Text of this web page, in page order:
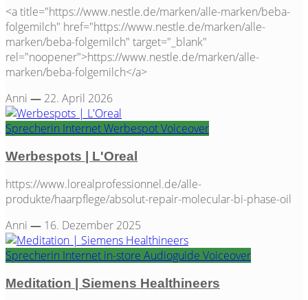
<a title="https://www.nestle.de/marken/alle-marken/beba-
folgemilch" href="https://www.nestle.de/marken/alle-
marken/beba-folgemilch" target="_blank"
rel="noopener">https://www.nestle.de/marken/alle-
marken/beba-folgemilch</a>
Anni — 22. April 2026
Sprecherin InternetWerbespotVoiceover
Werbespots | L'Oreal
https://www.lorealprofessionnel.de/alle-
produkte/haarpflege/absolut-repair-molecular-bi-phase-oil
Anni — 16. Dezember 2025
Sprecherin Internet in-store Audioguide Voiceover
Meditation | Siemens Healthineers